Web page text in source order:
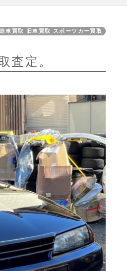
車買取 旧車買取 スポーツカー買取
査定。